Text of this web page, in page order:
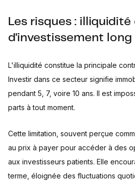
Les risques :
d'investissement long
L'illiquidité constitue la principale
Investir dans ce secteur signifie
pendant 5, 7, voire 10 ans. Il est
parts à tout moment.
Cette limitation, souvent perçue
au prix à payer pour accéder à des
aux investisseurs patients. Elle
terme, éloignée des fluctuations